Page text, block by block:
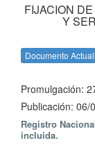
FIJACION
Y
Documento
Promulgación:
Publicación: 06/
Registro
incluida.